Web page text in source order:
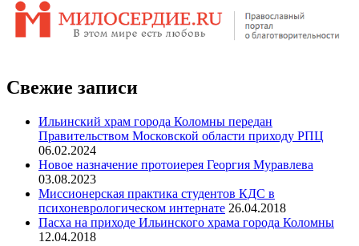
Свежие записи
Ильинский храм города Коломны передан
Правительством Московской области приходу РПЦ
06.02.2024
Новое назначение протоиерея Георгия Муравлева
03.08.2023
Миссионерская практика студентов КДС в
психоневрологическом интернате 26.04.2018
Пасха на приходе Ильинского храма города Коломны
12.04.2018